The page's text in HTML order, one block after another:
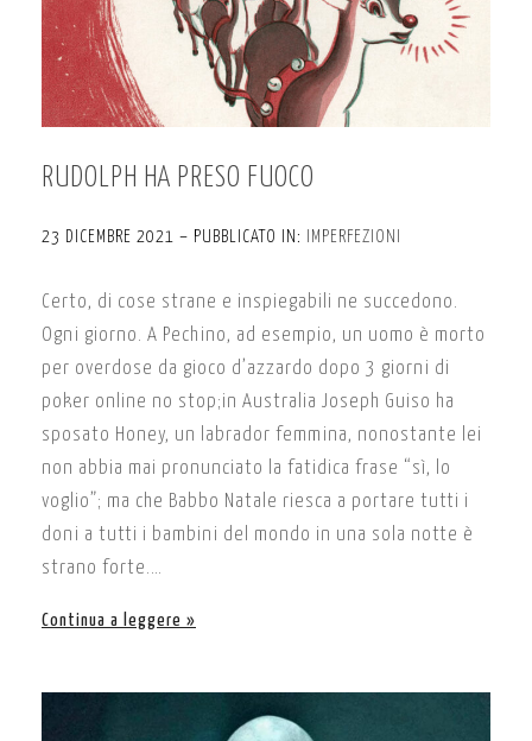
RUDOLPH HA PRESO FUOCO
23 DICEMBRE 2021 – PUBBLICATO IN: IMPERFEZIONI
Certo, di cose strane e inspiegabili ne succedono.
Ogni giorno. A Pechino, ad esempio, un uomo è morto
per overdose da gioco d’azzardo dopo 3 giorni di
poker online no stop;in Australia Joseph Guiso ha
sposato Honey, un labrador femmina, nonostante lei
non abbia mai pronunciato la fatidica frase “sì, lo
voglio”; ma che Babbo Natale riesca a portare tutti i
doni a tutti i bambini del mondo in una sola notte è
strano forte.…
Continua a leggere